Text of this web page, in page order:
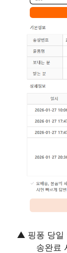
▲ 핑퐁 당일
송완료